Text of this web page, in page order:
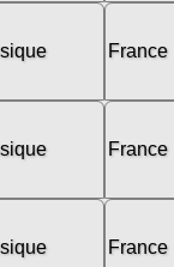
France
France
France